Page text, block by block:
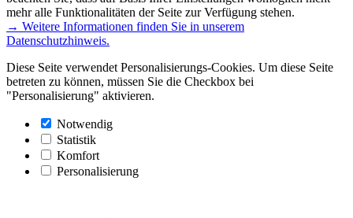
mehr alle Funktionalitäten der Seite zur Verfügung stehen.
→ Weitere Informationen finden Sie in unserem
Datenschutzhinweis.
Diese Seite verwendet Personalisierungs-Cookies. Um diese Seite
betreten zu können, müssen Sie die Checkbox bei
"Personalisierung" aktivieren.
Notwendig
Statistik
Komfort
Personalisierung